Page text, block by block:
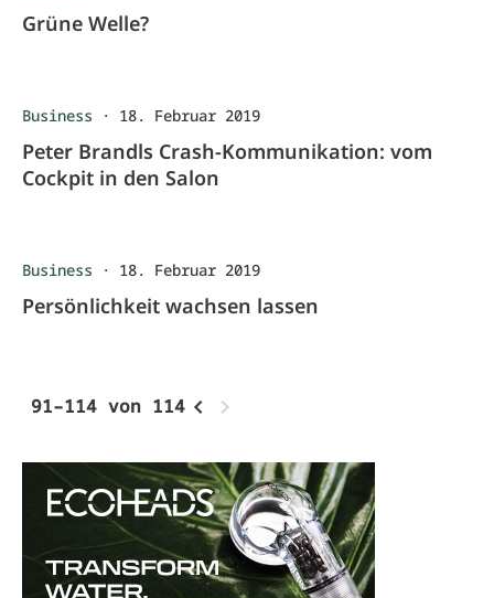
Grüne Welle?
Business · 18. Februar 2019
Peter Brandls Crash-Kommunikation: vom
Cockpit in den Salon
Business · 18. Februar 2019
Persönlichkeit wachsen lassen
91–114 von 114